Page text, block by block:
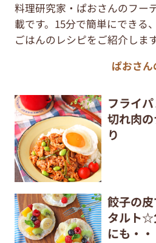
料理研究家・ぱおさんのフー
載です。15分で簡単にできる
ごはんのレシピをご紹介しま
ぱおさ
フライ
切れ肉
り
餃子の
タルト☆
にも・・